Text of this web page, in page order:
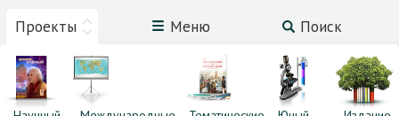
Проекты Меню Поиск